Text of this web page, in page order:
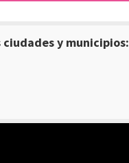
y municipios: